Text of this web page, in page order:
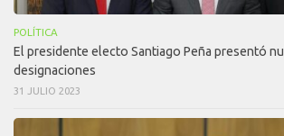
POLÍTICA
El presidente electo Santiago Peña presentó
designaciones
31 JULIO 2023